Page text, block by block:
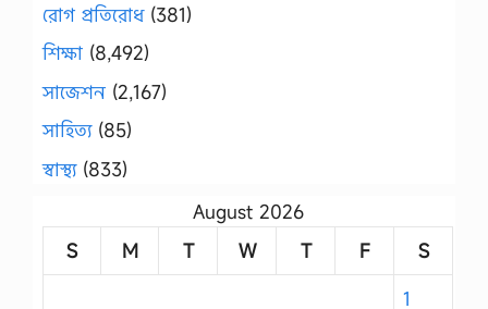
রোগ প্রতিরোধ(381)
শিক্ষা (8,492)
সাজেশন (2,167)
সাহিত্য(85)
স্বাস্থ্য(833)
August 2026
S
M T W T F
S
1